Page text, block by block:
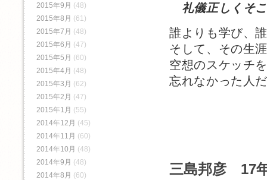
礼儀正しくそ
誰よりも学び、
そして、その生
空想のスケッチ
忘れなかった人
三島邦彦 17
2015年9月 (48)
2015年8月 (61)
2015年7月 (48)
2015年6月 (47)
2015年5月 (60)
2015年4月 (48)
2015年3月 (62)
2015年2月 (47)
2015年1月 (55)
2014年12月 (45)
2014年11月 (60)
2014年10月 (48)
2014年9月 (48)
2014年8月 (60)